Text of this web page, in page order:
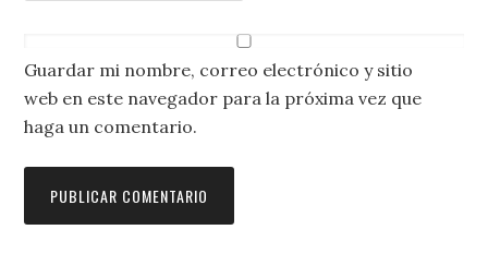
Guardar mi nombre, correo electrónico y sitio
web en este navegador para la próxima vez que
haga un comentario.